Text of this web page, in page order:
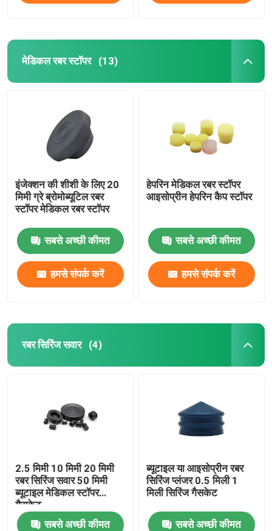
मेडिकल रबर स्टॉपर (13)
इंजेक्शन की शीशी के लिए 20
मिमी ग्रे ब्रोमोब्यूटिल रबर
स्टॉपर मेडिकल रबर स्टॉपर
सबसे अच्छी कीमत
हमसे संपर्क करें
हेपरिन मेडिकल रबर स्टॉपर
आइसोप्रीन हेपरिन कैप स्टॉपर
सबसे अच्छी कीमत
हमसे संपर्क करें
रबर सिरिंज सवार (4)
2.5 मिमी 10 मिमी 20 मिमी
रबर सिरिंज सवार 50 मिमी
ब्यूटाइल मेडिकल स्टॉपर
गैसकेट
सबसे अच्छी कीमत
ब्यूटाइल या आइसोप्रीन रबर
सिरिंज प्लंजर 0.5 मिली 1
मिली सिरिंज गैसकेट
सबसे अच्छी कीमत